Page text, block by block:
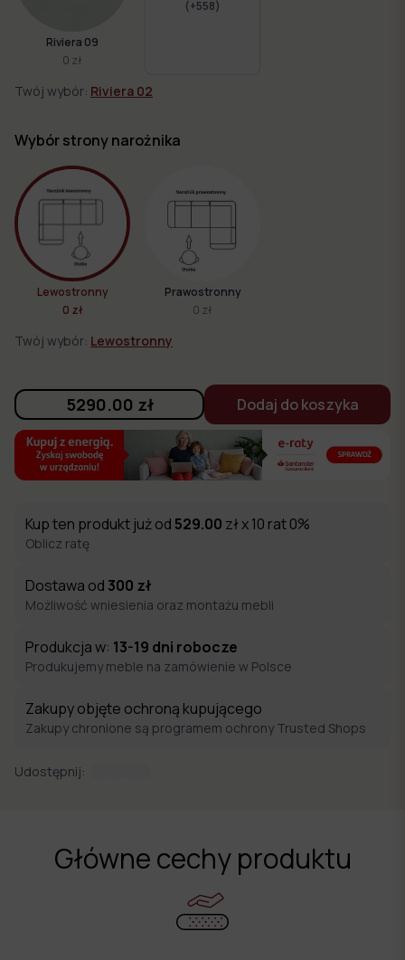
Riviera 09
0 zł
(+558)
Twój wybór: Riviera 02
Wybór strony narożnika
Lewostronny
0 zł
Prawostronny
0 zł
Twój wybór: Lewostronny
5290.00 zł Dodaj do koszyka
Kup ten produkt już od529.00 zł x 10 rat 0%
Oblicz ratę
Dostawa od 300 zł
Możliwość wniesienia oraz montażu mebli
Produkcja w: 13-19 dni robocze
Produkujemy meble na zamówienie w Polsce
Zakupy objęte ochroną kupującego
Zakupy chronione są programem ochrony Trusted Shops
Udostępnij:
Główne cechy produktu